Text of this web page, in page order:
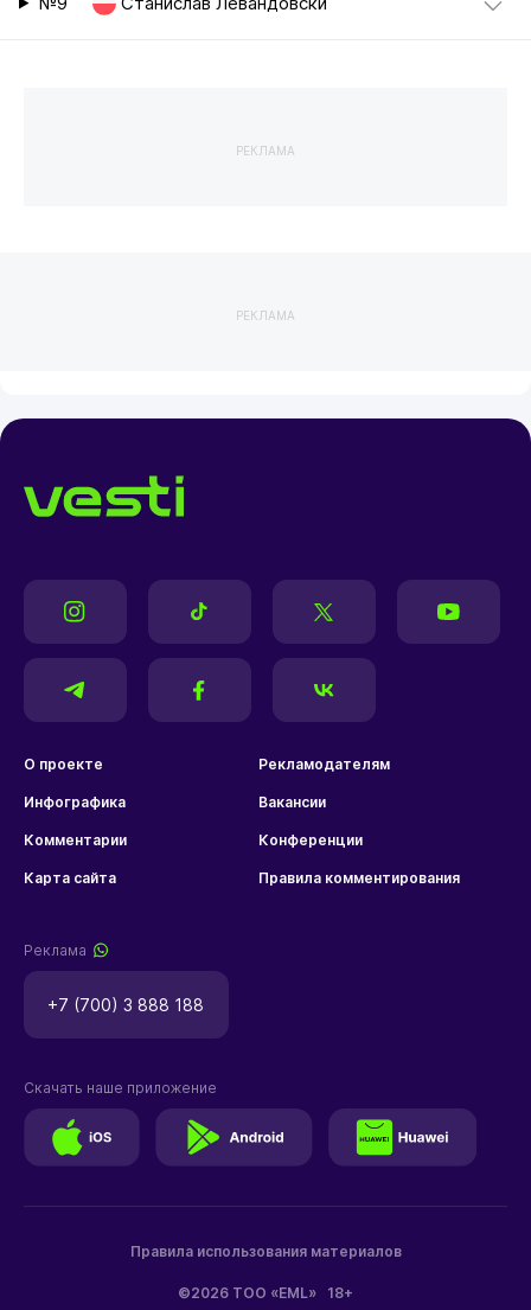
РЕКЛАМА
РЕКЛАМА
О проекте Рекламодателям
Инфографика Вакансии
Комментарии Конференции
Карта сайта Правила комментирования
Реклама
+7 (700) 3 888 188
©2026 ТОО «EML» 18+
Правила использования материалов
Скачать наше приложение